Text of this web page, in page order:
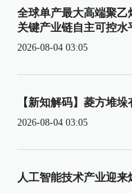
全球单产最大高端聚乙
关键产业链自主可控水
2026-08-04 03:05
【新知解码】菱方堆垛
2026-08-04 03:05
人工智能技术产业迎来